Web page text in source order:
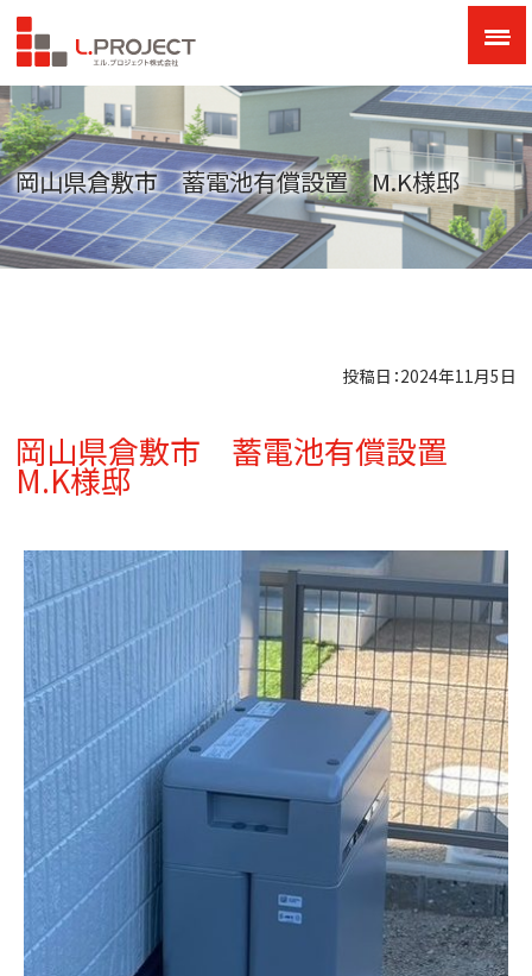
岡山県倉敷市 蓄電池有償設置 M.K様邸
投稿日：2024年11月5日
岡山県倉敷市 蓄電池有償設置
M.K様邸